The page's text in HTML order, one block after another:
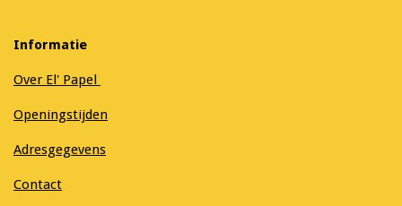
Informatie
Over El' Papel
Openingstijden
Adresgegevens
Contact